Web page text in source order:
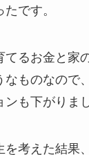
です。
てるお金と家
なものなので
も下がりま
を考えた結果